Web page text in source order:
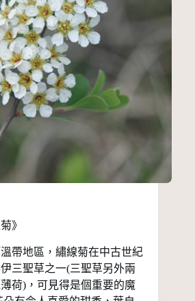
》
帶地區，繡線菊在中古世紀
三聖草之一(三聖草另外兩
荷)，可見得是個重要的魔